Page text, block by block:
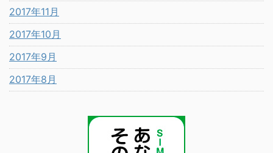
2017年11月
2017年10月
2017年9月
2017年8月